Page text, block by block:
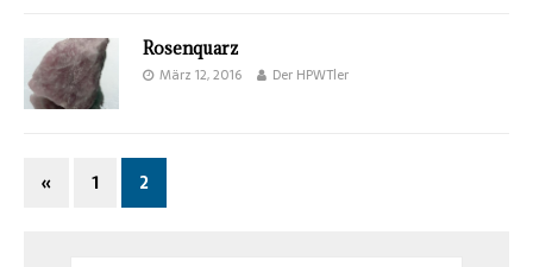
Rosenquarz
März 12, 2016 Der HPWTler
« 1 2